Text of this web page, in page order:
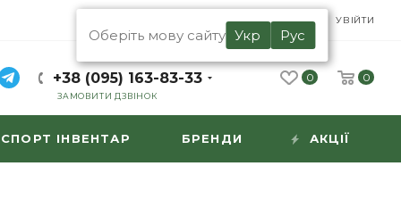
RU
Оберіть мову сайту Укр Рус
УВІЙТИ
+38 (095) 163-83-33
ЗАМОВИТИ ДЗВІНОК
0 0
СПОРТ ІНВЕНТАР БРЕНДИ АКЦІЇ